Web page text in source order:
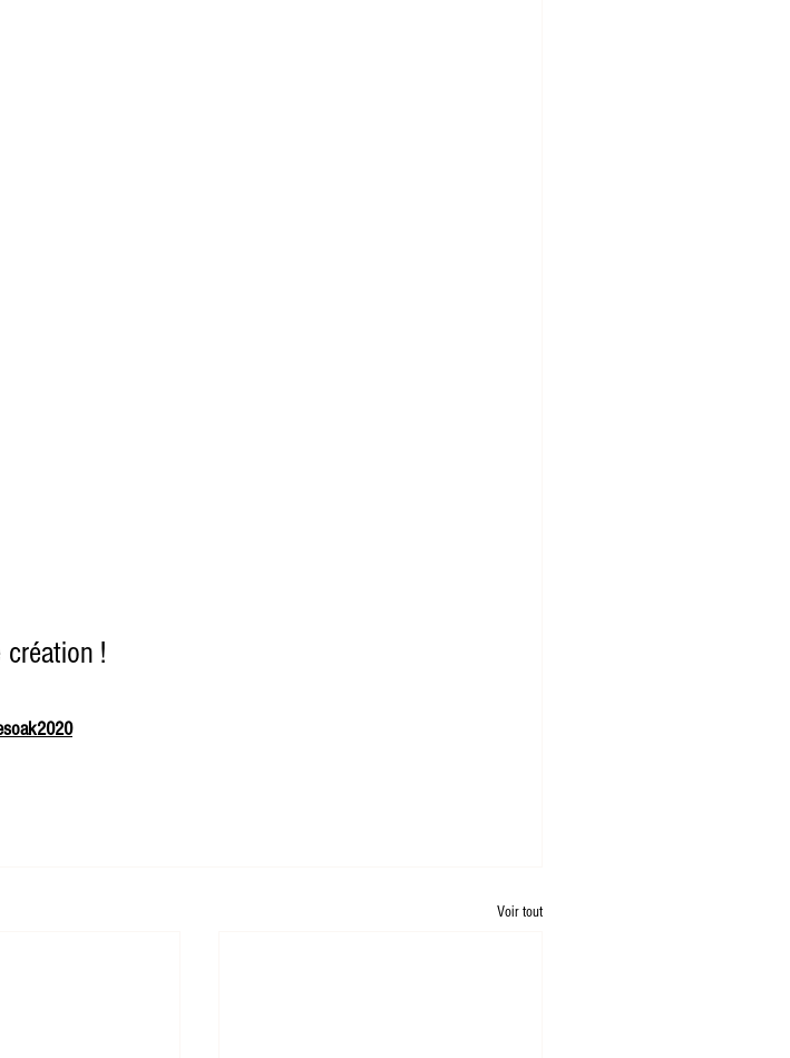
création !
Voir tout